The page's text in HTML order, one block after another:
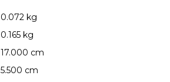
0.072 kg
0.165 kg
17.000 cm
5.500 cm